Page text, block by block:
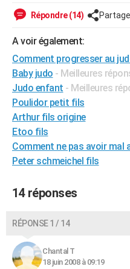
COPAINS D'AVANT
S'inscrire
Se connecter
Lycées
Collèges
Primaires
Universités
Entreprises
Service militaire
Avis de recherche
AVIS DE DÉCÈS
FORUM
Bricolage
Lifestyle
Culture
Sport
Auto
Television
Voyage
Cinema
Répondre (14)
A voir également:
Comment progresser au
Baby judo - Meilleures
Judo enfant - Meilleures
Poulidor petit fils
Arthur fils origine
Etoo fils
Comment ne pas avoir mal
Peter schmeichel fils
14 réponses
RÉPONSE 1 / 14
Chantal T
18 juin 2008 à 09:19